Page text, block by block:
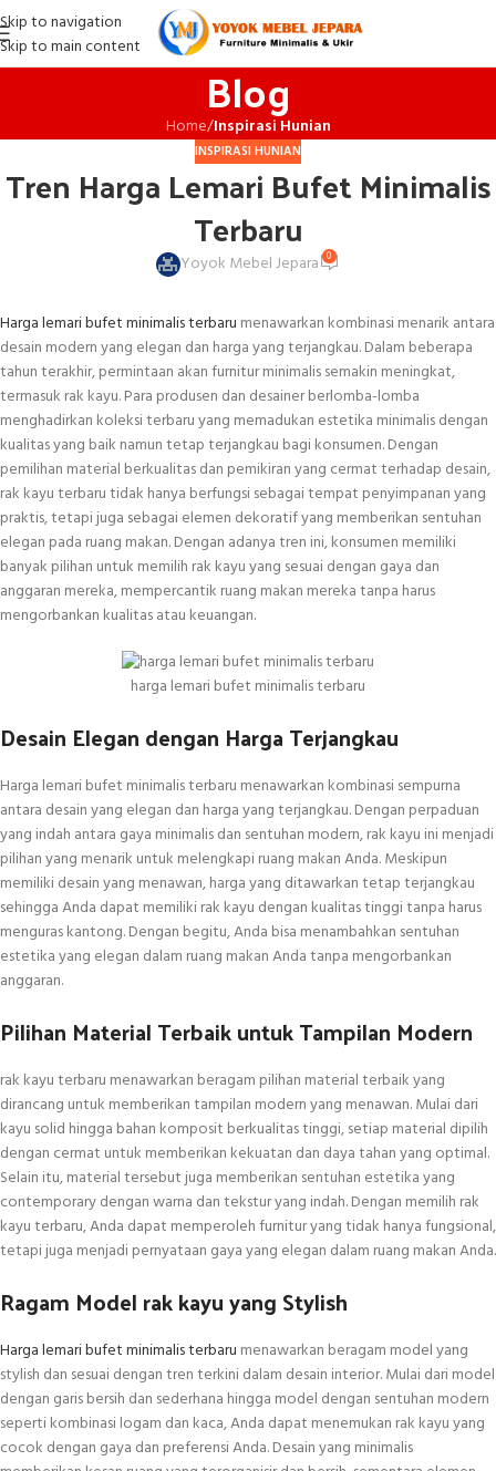
Skip to navigation
Skip to main content
Blog
Home/Inspirasi Hunian
INSPIRASI HUNIAN
Tren Harga Lemari Bufet Minimalis
Terbaru
Yoyok Mebel Jepara 0
Harga lemari bufet minimalis terbaru menawarkan kombinasi menarik antara
desain modern yang elegan dan harga yang terjangkau. Dalam beberapa
tahun terakhir, permintaan akan furnitur minimalis semakin meningkat,
termasuk rak kayu. Para produsen dan desainer berlomba-lomba
menghadirkan koleksi terbaru yang memadukan estetika minimalis dengan
kualitas yang baik namun tetap terjangkau bagi konsumen. Dengan
pemilihan material berkualitas dan pemikiran yang cermat terhadap desain,
rak kayu terbaru tidak hanya berfungsi sebagai tempat penyimpanan yang
praktis, tetapi juga sebagai elemen dekoratif yang memberikan sentuhan
elegan pada ruang makan. Dengan adanya tren ini, konsumen memiliki
banyak pilihan untuk memilih rak kayu yang sesuai dengan gaya dan
anggaran mereka, mempercantik ruang makan mereka tanpa harus
mengorbankan kualitas atau keuangan.
harga lemari bufet minimalis terbaru
Desain Elegan dengan Harga Terjangkau
Harga lemari bufet minimalis terbaru menawarkan kombinasi sempurna
antara desain yang elegan dan harga yang terjangkau. Dengan perpaduan
yang indah antara gaya minimalis dan sentuhan modern, rak kayu ini menjadi
pilihan yang menarik untuk melengkapi ruang makan Anda. Meskipun
memiliki desain yang menawan, harga yang ditawarkan tetap terjangkau
sehingga Anda dapat memiliki rak kayu dengan kualitas tinggi tanpa harus
menguras kantong. Dengan begitu, Anda bisa menambahkan sentuhan
estetika yang elegan dalam ruang makan Anda tanpa mengorbankan
anggaran.
Pilihan Material Terbaik untuk Tampilan Modern
rak kayu terbaru menawarkan beragam pilihan material terbaik yang
dirancang untuk memberikan tampilan modern yang menawan. Mulai dari
kayu solid hingga bahan komposit berkualitas tinggi, setiap material dipilih
dengan cermat untuk memberikan kekuatan dan daya tahan yang optimal.
Selain itu, material tersebut juga memberikan sentuhan estetika yang
contemporary dengan warna dan tekstur yang indah. Dengan memilih rak
kayu terbaru, Anda dapat memperoleh furnitur yang tidak hanya fungsional,
tetapi juga menjadi pernyataan gaya yang elegan dalam ruang makan Anda.
Ragam Model rak kayu yang Stylish
Harga lemari bufet minimalis terbaru menawarkan beragam model yang
stylish dan sesuai dengan tren terkini dalam desain interior. Mulai dari model
dengan garis bersih dan sederhana hingga model dengan sentuhan modern
seperti kombinasi logam dan kaca, Anda dapat menemukan rak kayu yang
cocok dengan gaya dan preferensi Anda. Desain yang minimalis